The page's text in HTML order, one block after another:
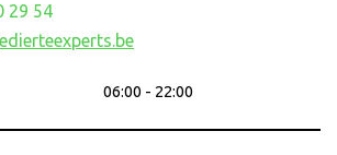
29 54
06:00 - 22:00